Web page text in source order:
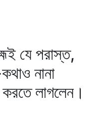
যে পরাস্ত,
নানা
লাগলেন।